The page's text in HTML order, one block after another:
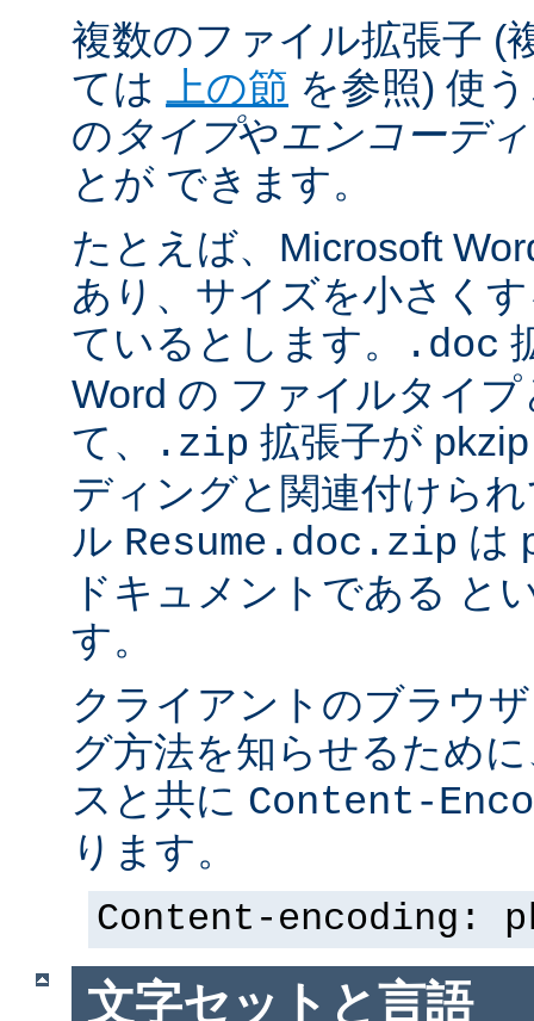
複数のファイル拡張子 (
ては
上の節 を参照) 使
の タイプやエンコーデ
とが できます。
たとえば、Microsoft
あり、サイズを小さく
ているとします。
.doc
Word の ファイルタイ
て、
.zip 拡張子が
ディングと関連付けら
ル Resume.doc.zip は
ドキュメントである と
す。
クライアントのブラウ
グ方法を知らせるため
スと共に Content-
ります。
Content-encoding:
文字セットと言語